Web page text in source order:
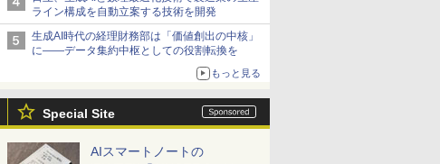
ライン構成を自動立案する技術を開発
生成AI時代の経理財務部は「価値創出の中核」
に――データ集約中枢としての役割転換を
もっと見る
Special Site
AIスマートノートの